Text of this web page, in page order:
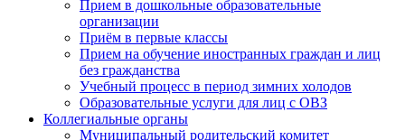
Прием в дошкольные образовательные
организации
Приём в первые классы
Прием на обучение иностранных граждан и лиц
без гражданства
Учебный процесс в период зимних холодов
Образовательные услуги для лиц с ОВЗ
Коллегиальные органы
Муниципальный родительский комитет